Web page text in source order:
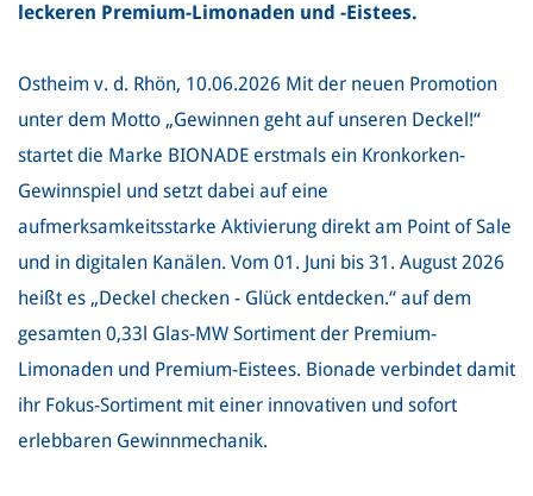
leckeren Premium-Limonaden und -Eistees.
Ostheim v. d. Rhön, 10.06.2026 Mit der neuen Promotion
unter dem Motto „Gewinnen geht auf unseren Deckel!“
startet die Marke BIONADE erstmals ein Kronkorken-
Gewinnspiel und setzt dabei auf eine
aufmerksamkeitsstarke Aktivierung direkt am Point of Sale
und in digitalen Kanälen. Vom 01. Juni bis 31. August 2026
heißt es „Deckel checken - Glück entdecken.“ auf dem
gesamten 0,33l Glas-MW Sortiment der Premium-
Limonaden und Premium-Eistees. Bionade verbindet damit
ihr Fokus-Sortiment mit einer innovativen und sofort
erlebbaren Gewinnmechanik.